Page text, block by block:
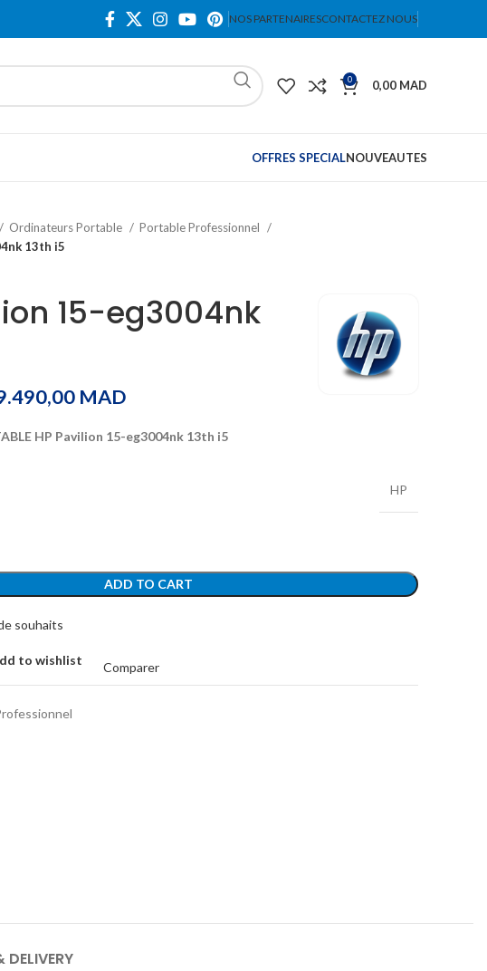
NOS PARTENAIRESCONTACTEZ NOUS
0 0,00 MAD
OFFRES SPECIALNOUVEAUTES
Ordinateurs Portable
Portable Professionnel
13th i5
15-eg3004nk
MAD
HP Pavilion 15-eg3004nk 13th i5
HP
ADD TO CART
souhaits
to wishlist
Comparer
DELIVERY